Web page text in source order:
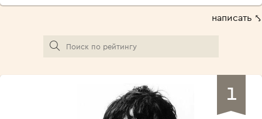
написать ⤣
1